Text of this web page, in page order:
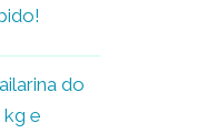
do
kg e